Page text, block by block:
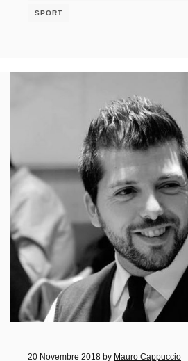
SPORT
20 Novembre 2018 by Mauro Cappuccio